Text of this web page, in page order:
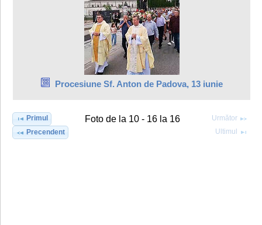
Procesiune Sf. Anton de Padova, 13 iunie
Primul
Precendent
Foto de la 10 - 16 la 16
Următor
Ultimul